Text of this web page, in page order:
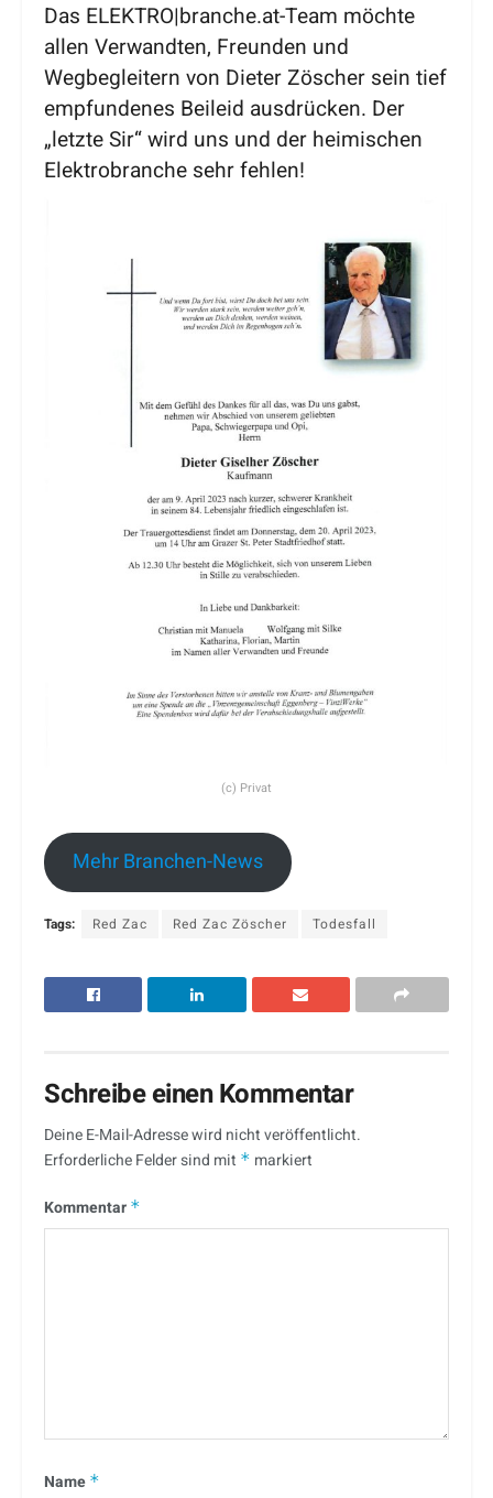
Das ELEKTRO|branche.at-Team möchte
allen Verwandten, Freunden und
Wegbegleitern von Dieter Zöscher sein tief
empfundenes Beileid ausdrücken. Der
„letzte Sir“ wird uns und der heimischen
Elektrobranche sehr fehlen!
(c) Privat
Mehr Branchen-News
Tags: Red Zac Red Zac Zöscher Todesfall
Schreibe einen Kommentar
Deine E-Mail-Adresse wird nicht veröffentlicht.
Erforderliche Felder sind mit * markiert
Kommentar *
Name *